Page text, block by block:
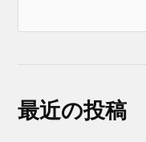
最近の投稿